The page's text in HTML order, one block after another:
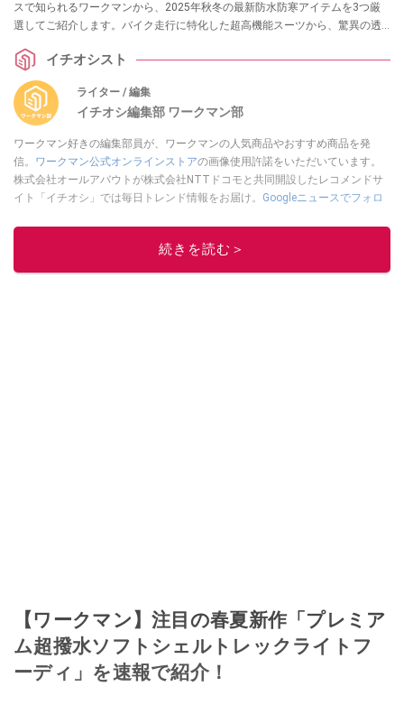
スで知られるワークマンから、2025年秋冬の最新防水防寒アイテムを3つ厳
選してご紹介します。バイク走行に特化した超高機能スーツから、驚異の透
で、用途に応じて最適な一着が見つかるはずです。雨の日の憂鬱を吹き飛ば
す快適なウェアをチェックしましょう！
イチオシスト
ライター / 編集
イチオシ編集部 ワークマン部
ワークマン好きの編集部員が、ワークマンの人気商品やおすすめ商品を発
信。 ワークマン公式オンラインストアの画像使用許諾をいただいています。
株式会社オールアバウトが株式会社NTTドコモと共同開設したレコメンドサ
イト「イチオシ」では毎日トレンド情報をお届け。 Googleニュースでフォロ
このイチオシストの他の記事を読む
続きを読む＞
【ワークマン】注目の春夏新作「プレミア
ム超撥水ソフトシェルトレックライトフ
ーディ」を速報で紹介！